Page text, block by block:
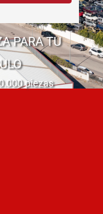
PARA TU
piezas